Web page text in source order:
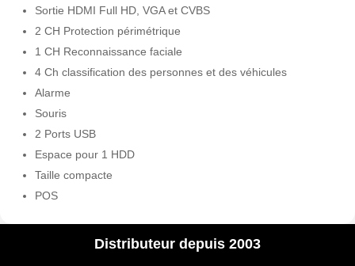
Sortie HDMI Full HD, VGA et CVBS
2 CH Protection périmétrique
1 CH Reconnaissance faciale
4 Ch classification des personnes et des véhicules
Alarme
Souris
2 Ports USB
Espace pour 1 HDD
Taille compacte
POS
Distributeur depuis 2003